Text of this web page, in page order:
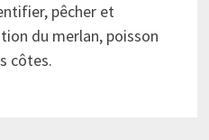
pêcher et
du merlan, poisson
côtes.